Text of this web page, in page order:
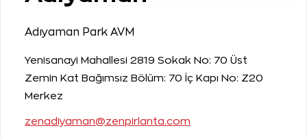
Adıyaman Park AVM
Yenisanayi Mahallesi 2819 Sokak No: 70 Üst
Zemin Kat Bağımsız Bölüm: 70 İç Kapı No: Z20
Merkez
zenadiyaman@zenpirlanta.com